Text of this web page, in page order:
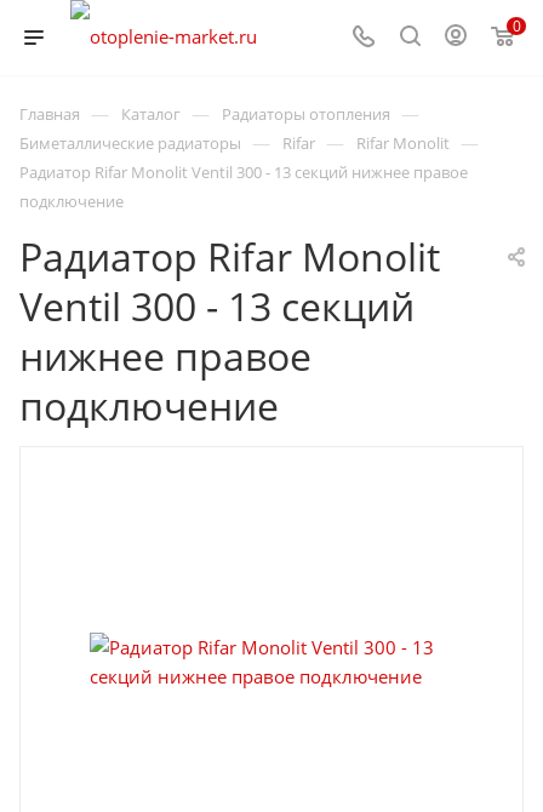
0
Главная — Каталог — Радиаторы отопления —
Биметаллические радиаторы — Rifar — Rifar Monolit —
Радиатор Rifar Monolit Ventil 300 - 13 секций нижнее правое
подключение
Радиатор Rifar Monolit
Ventil 300 - 13 секций
нижнее правое
подключение